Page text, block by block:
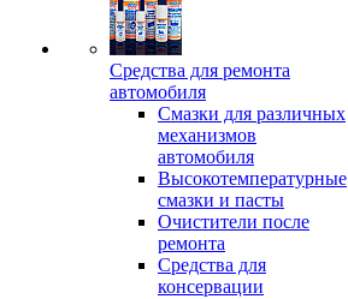
Средства для ремонта
автомобиля
Смазки для различных
механизмов
автомобиля
Высокотемпературные
смазки и пасты
Очистители после
ремонта
Средства для
консервации